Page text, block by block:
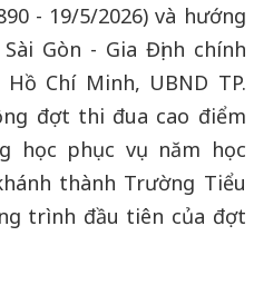
- 19/5/2026) và hướng
Gòn - Gia Định chính
Chí Minh, UBND TP.
đợt thi đua cao điểm
học phục vụ năm học
thành Trường Tiểu
trình đầu tiên của đợt